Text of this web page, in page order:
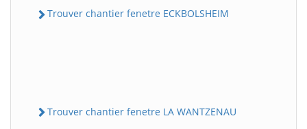
Trouver chantier fenetre ECKBOLSHEIM
Trouver chantier fenetre LA WANTZENAU